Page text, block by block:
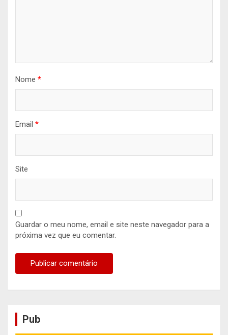
Nome *
Email *
Site
Guardar o meu nome, email e site neste navegador para a
próxima vez que eu comentar.
Pub